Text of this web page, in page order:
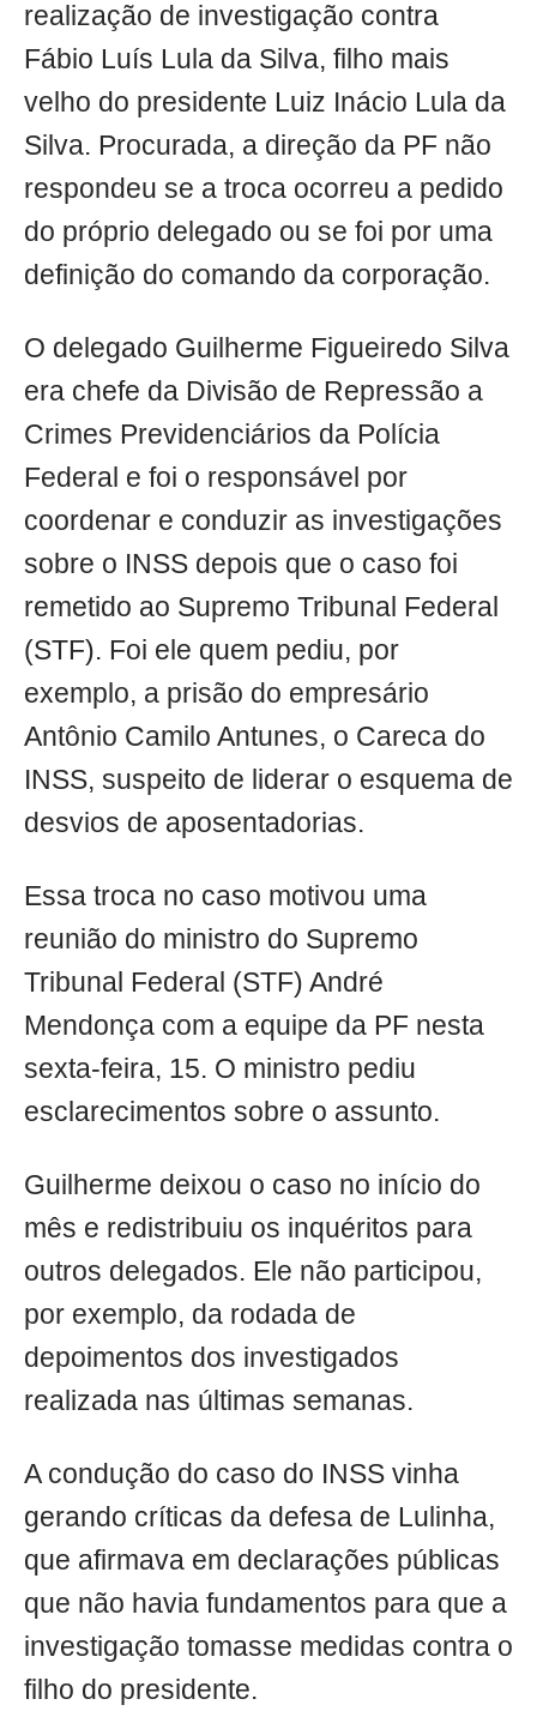
realização de investigação contra
Fábio Luís Lula da Silva, filho mais
velho do presidente Luiz Inácio Lula da
Silva. Procurada, a direção da PF não
respondeu se a troca ocorreu a pedido
do próprio delegado ou se foi por uma
definição do comando da corporação.
O delegado Guilherme Figueiredo Silva
era chefe da Divisão de Repressão a
Crimes Previdenciários da Polícia
Federal e foi o responsável por
coordenar e conduzir as investigações
sobre o INSS depois que o caso foi
remetido ao Supremo Tribunal Federal
(STF). Foi ele quem pediu, por
exemplo, a prisão do empresário
Antônio Camilo Antunes, o Careca do
INSS, suspeito de liderar o esquema de
desvios de aposentadorias.
Essa troca no caso motivou uma
reunião do ministro do Supremo
Tribunal Federal (STF) André
Mendonça com a equipe da PF nesta
sexta-feira, 15. O ministro pediu
esclarecimentos sobre o assunto.
Guilherme deixou o caso no início do
mês e redistribuiu os inquéritos para
outros delegados. Ele não participou,
por exemplo, da rodada de
depoimentos dos investigados
realizada nas últimas semanas.
A condução do caso do INSS vinha
gerando críticas da defesa de Lulinha,
que afirmava em declarações públicas
que não havia fundamentos para que a
investigação tomasse medidas contra o
filho do presidente.